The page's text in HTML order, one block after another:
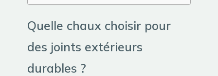
Quelle chaux choisir pour
des joints extérieurs
durables ?